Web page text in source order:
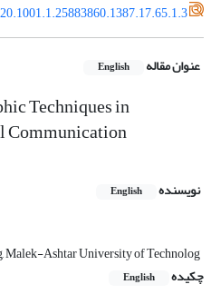
20.1001.1.25883860.1387.17.65.1.3
عنوان مقاله English
Techniques in
Communication
نویسنده English
Malek-Ashtar University of Technolog
چکیده
English